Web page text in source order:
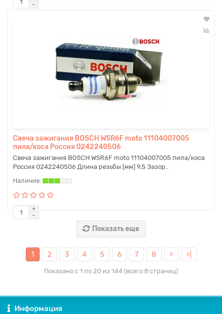
Свеча зажигания BOSCH WSR6F moto 11104007005
пила/коса Россия 0242240506
Свеча зажигания BOSCH WSR6F moto 11104007005 пила/коса
Россия 0242240506 Длина резьбы [мм] 9,5 Зазор..
Показать еще
1 2 3 4 5 6 7 8 > >|
Показано с 1 по 20 из 144 (всего 8 страниц)
Информация